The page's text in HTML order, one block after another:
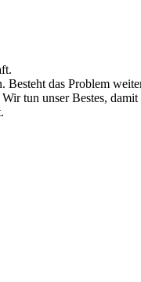
Besteht das Problem
tun unser Bestes,